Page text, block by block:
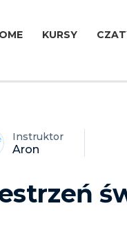
KURSY
Instruktor
Aron